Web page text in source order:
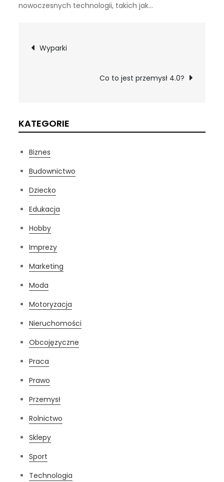
nowoczesnych technologii, takich jak…
Nawigacja
Wyparki
Co to jest przemysł 4.0?
KATEGORIE
Biznes
Budownictwo
Dziecko
Edukacja
Hobby
Imprezy
Marketing
Moda
Motoryzacja
Nieruchomości
Obcojęzyczne
Praca
Prawo
Przemysł
Rolnictwo
Sklepy
Sport
Technologia